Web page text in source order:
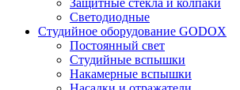
Защитные стекла и колпаки
Светодиодные
Студийное оборудование GODOX
Постоянный свет
Студийные вспышки
Накамерные вспышки